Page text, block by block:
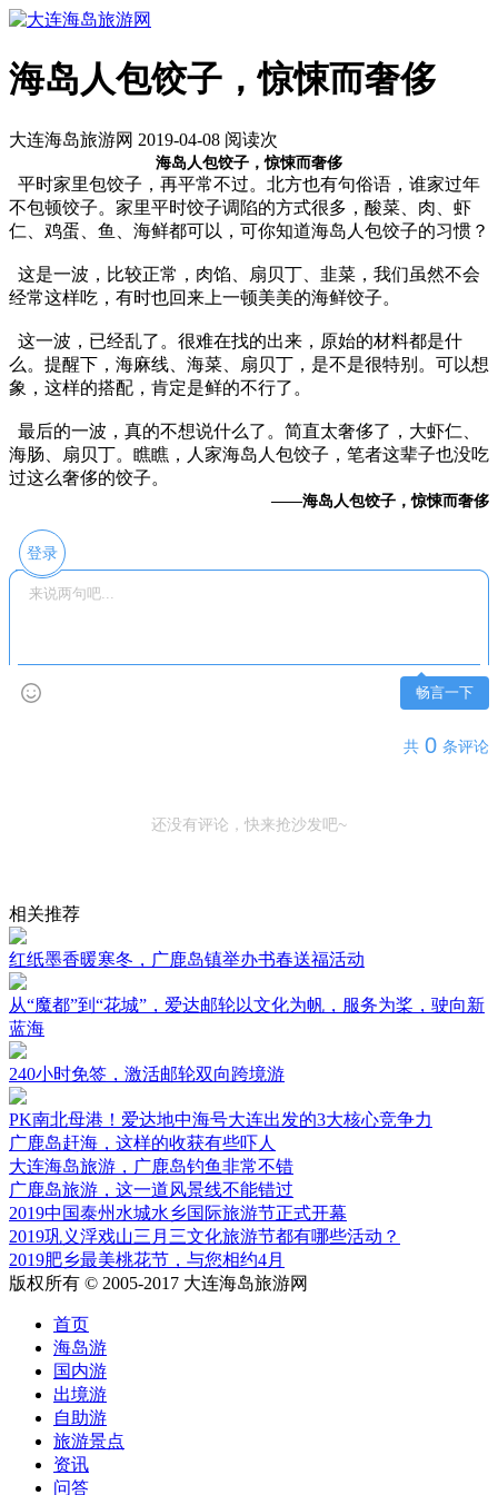
海岛人包饺子，惊悚而奢侈
大连海岛旅游网 2019-04-08 阅读次
海岛人包饺子，惊悚而奢侈
平时家里包饺子，再平常不过。北方也有句俗语，谁家过年
不包顿饺子。家里平时饺子调陷的方式很多，酸菜、肉、虾
仁、鸡蛋、鱼、海鲜都可以，可你知道海岛人包饺子的习惯？
这是一波，比较正常，肉馅、扇贝丁、韭菜，我们虽然不会
经常这样吃，有时也回来上一顿美美的海鲜饺子。
这一波，已经乱了。很难在找的出来，原始的材料都是什
么。提醒下，海麻线、海菜、扇贝丁，是不是很特别。可以想
象，这样的搭配，肯定是鲜的不行了。
最后的一波，真的不想说什么了。简直太奢侈了，大虾仁、
海肠、扇贝丁。瞧瞧，人家海岛人包饺子，笔者这辈子也没吃
过这么奢侈的饺子。
——海岛人包饺子，惊悚而奢侈
登录
畅言一下
共 0 条评论
还没有评论，快来抢沙发吧~
相关推荐
红纸墨香暖寒冬，广鹿岛镇举办书春送福活动
从“魔都”到“花城”，爱达邮轮以文化为帆，服务为桨，驶向新
蓝海
240小时免签，激活邮轮双向跨境游
PK南北母港！爱达地中海号大连出发的3大核心竞争力
广鹿岛赶海，这样的收获有些吓人
大连海岛旅游，广鹿岛钓鱼非常不错
广鹿岛旅游，这一道风景线不能错过
2019中国泰州水城水乡国际旅游节正式开幕
2019巩义浮戏山三月三文化旅游节都有哪些活动？
2019肥乡最美桃花节，与您相约4月
版权所有 © 2005-2017 大连海岛旅游网
首页
海岛游
国内游
出境游
自助游
旅游景点
资讯
问答